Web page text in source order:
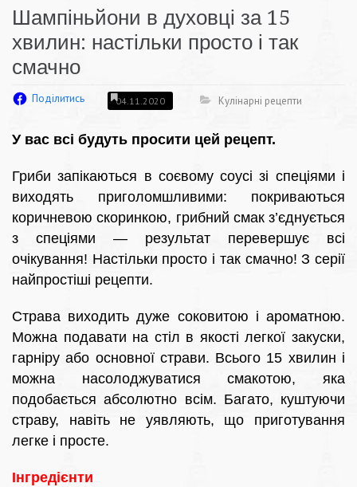
Шампіньйони в духовці за 15
хвилин: настільки просто і так
смачно
Поділитись 04.11.2020 Кулінарні рецепти
У вас всі будуть просити цей рецепт.
Гриби запікаються в соєвому соусі зі спеціями і
виходять приголомшливими: покриваються
коричневою скоринкою, грибний смак з’єднується
з спеціями — результат перевершує всі
очікування! Настільки просто і так смачно! З серії
найпростіші рецепти.
Страва виходить дуже соковитою і ароматною.
Можна подавати на стіл в якості легкої закуски,
гарніру або основної страви. Всього 15 хвилин і
можна насолоджуватися смакотою, яка
подобається абсолютно всім. Багато, куштуючи
страву, навіть не уявляють, що приготування
легке і просте.
Інгредієнти